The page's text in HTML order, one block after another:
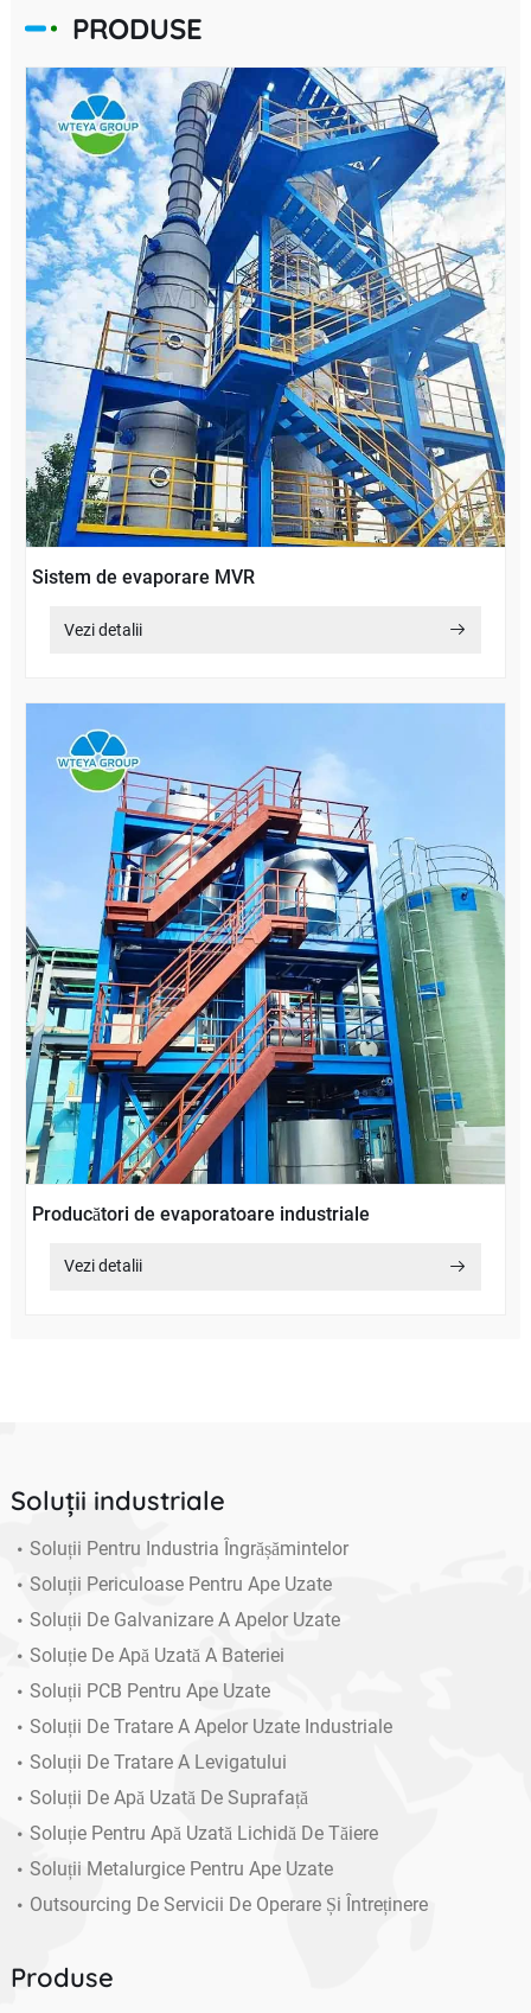
PRODUSE
Sistem de evaporare MVR
Vezi detalii
Producători de evaporatoare industriale
Vezi detalii
Soluții industriale
Soluții Pentru Industria Îngrășămintelor
Soluții Periculoase Pentru Ape Uzate
Soluții De Galvanizare A Apelor Uzate
Soluție De Apă Uzată A Bateriei
Soluții PCB Pentru Ape Uzate
Soluții De Tratare A Apelor Uzate Industriale
Soluții De Tratare A Levigatului
Soluții De Apă Uzată De Suprafață
Soluție Pentru Apă Uzată Lichidă De Tăiere
Soluții Metalurgice Pentru Ape Uzate
Outsourcing De Servicii De Operare Și Întreținere
Produse